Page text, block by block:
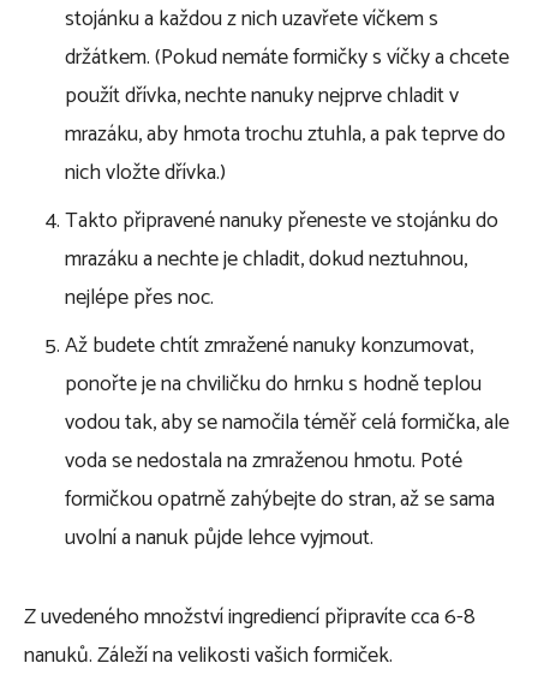
stojánku a každou z nich uzavřete víčkem s
držátkem. (Pokud nemáte formičky s víčky a chcete
použít dřívka, nechte nanuky nejprve chladit v
mrazáku, aby hmota trochu ztuhla, a pak teprve do
nich vložte dřívka.)
Takto připravené nanuky přeneste ve stojánku do
mrazáku a nechte je chladit, dokud neztuhnou,
nejlépe přes noc.
Až budete chtít zmražené nanuky konzumovat,
ponořte je na chviličku do hrnku s hodně teplou
vodou tak, aby se namočila téměř celá formička, ale
voda se nedostala na zmraženou hmotu. Poté
formičkou opatrně zahýbejte do stran, až se sama
uvolní a nanuk půjde lehce vyjmout.
Z uvedeného množství ingrediencí připravíte cca 6-8
nanuků. Záleží na velikosti vašich formiček.